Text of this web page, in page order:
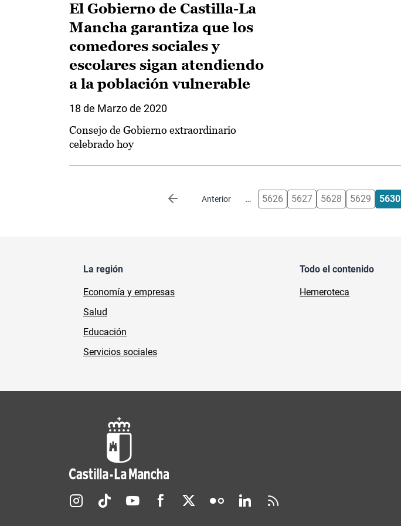
El Gobierno de Castilla-La
Mancha garantiza que los
comedores sociales y
escolares sigan atendiendo
a la población vulnerable
18 de Marzo de 2020
Consejo de Gobierno extraordinario
celebrado hoy
Anterior
Página anterior … 5626 5627 5628 5629 5630
La región
Economía y empresas
Salud
Educación
Servicios sociales
Todo el contenido
Hemeroteca
Redes sociales JCCM